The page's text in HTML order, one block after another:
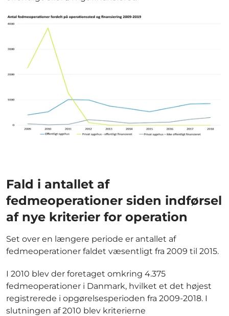
Fald i antallet af
fedmeoperationer siden indførsel
af nye kriterier for operation
Set over en længere periode er antallet af
fedmeoperationer faldet væsentligt fra 2009 til 2015.
I 2010 blev der foretaget omkring 4.375
fedmeoperationer i Danmark, hvilket et det højest
registrerede i opgørelsesperioden fra 2009-2018. I
slutningen af 2010 blev kriterierne